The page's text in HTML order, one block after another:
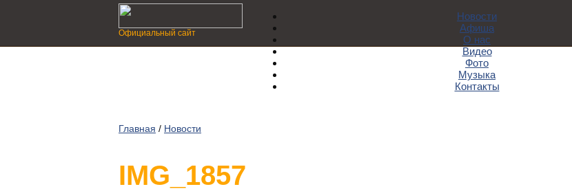
Официальный сайт
Новости
Афиша
О нас
Видео
Фото
Музыка
Контакты
Главная / Новости
IMG_1857